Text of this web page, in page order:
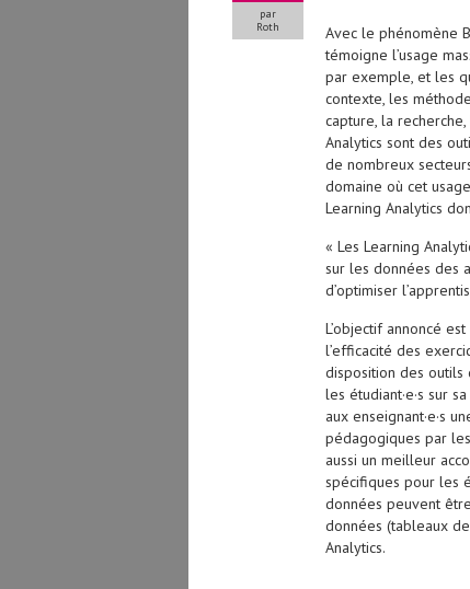
par
Roth
Avec le phénomène
témoigne l’usage
par exemple, et les
contexte, les
capture, la
Analytics sont des
de nombreux
domaine où cet
Learning Analytics
« Les Learning
sur les données des
d’optimiser
L’objectif annoncé
l’efficacité des
disposition des outils
les étudiant·e·s sur
aux enseignant·e·s
pédagogiques par
aussi un meilleur
spécifiques pour les
données peuvent
données (tableaux
Analytics.